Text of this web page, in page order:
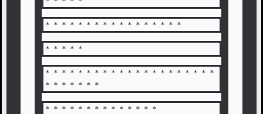
＊＊＊＊＊＊＊＊＊＊＊＊＊＊＊＊＊
＊＊＊＊＊
＊＊＊＊＊＊＊＊＊＊＊＊＊＊＊＊＊＊＊＊＊
＊＊＊＊＊＊＊
＊＊＊＊＊＊＊＊＊＊＊＊＊＊